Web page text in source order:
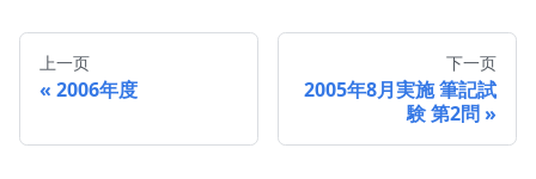
上一页
2006年度
下一页
2005年8月実施 筆記試
験 第2問